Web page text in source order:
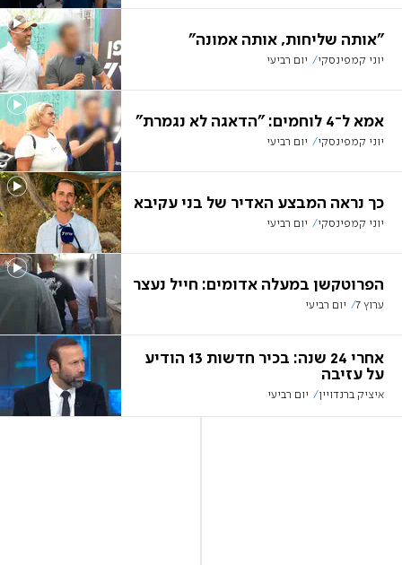
"אותה שליחות, אותה אמונה"
יוני קמפינסקי יום רביעי
אמא ל־4 לוחמים: "הדאגה לא נגמרת"
יוני קמפינסקי יום רביעי
כך נראה המבצע האדיר של בני עקיבא
יוני קמפינסקי יום רביעי
הפרוטקשן במעלה אדומים: חייל נעצר
ערוץ 7 יום רביעי
אחרי 24 שנה: בכיר חדשות 13 הודיע
על עזיבה
איציק ברנדויין יום רביעי